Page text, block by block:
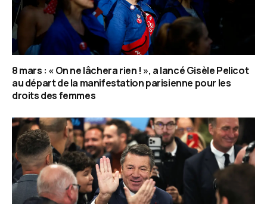
8 mars : « On ne lâchera rien ! », a lancé Gisèle Pelicot
au départ de la manifestation parisienne pour les
droits des femmes